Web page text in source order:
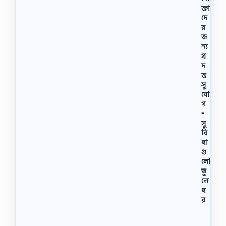
ক্তা
দে
র
জ
ন্য
প্র
দ
ত্ত
সু
যো
গ
-
সু
বি
ধা
গু
লো
তু
লে
ধ
র